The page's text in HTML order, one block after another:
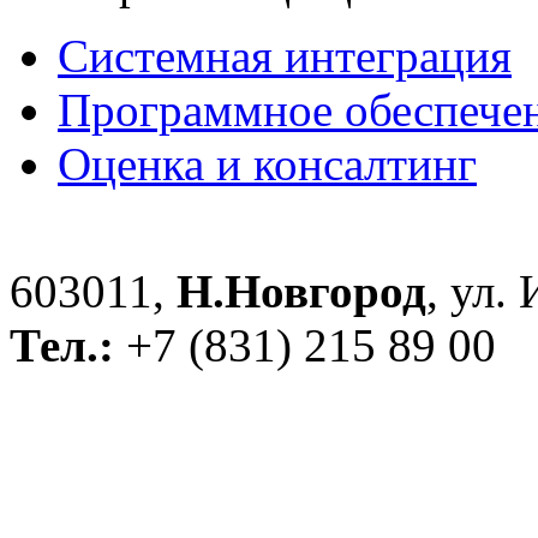
Системная интеграция
Программное
Оценка и консалтинг
603011, Н.Новгород, ул.
Тел.: +7 (831) 215 89 00